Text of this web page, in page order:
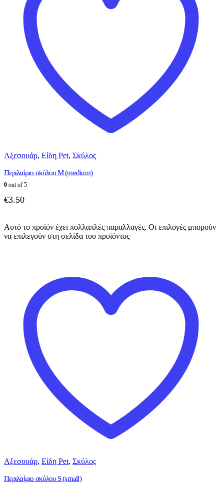
Αξεσουάρ, Είδη Pet, Σκύλος
Περιλαίμιο σκύλου Μ (medium)
0 out of 5
€3.50
Αυτό το προϊόν έχει πολλαπλές παραλλαγές. Οι επιλογές μπορούν
να επιλεγούν στη σελίδα του προϊόντος
Αξεσουάρ, Είδη Pet, Σκύλος
Περιλαίμιο σκύλου S (small)